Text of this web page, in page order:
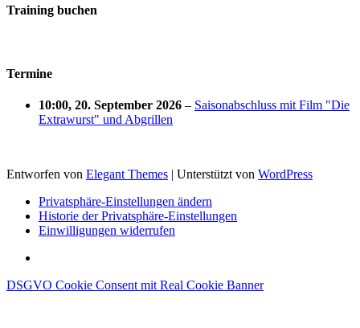
Training buchen
Termine
10:00, 20. September 2026 – Saisonabschluss mit Film "Die
Extrawurst" und Abgrillen
Entworfen von Elegant Themes | Unterstützt von WordPress
Privatsphäre-Einstellungen ändern
Historie der Privatsphäre-Einstellungen
Einwilligungen widerrufen
DSGVO Cookie Consent mit Real Cookie Banner